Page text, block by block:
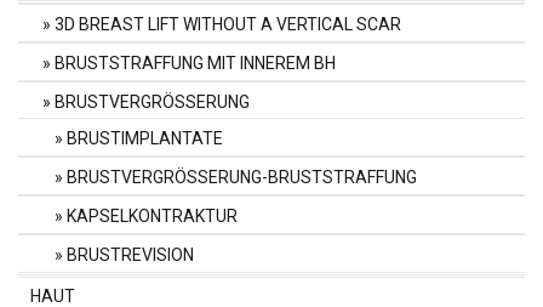
3D BREAST LIFT WITHOUT A VERTICAL SCAR
BRUSTSTRAFFUNG MIT INNEREM BH
BRUSTVERGRÖSSERUNG
BRUSTIMPLANTATE
BRUSTVERGRÖSSERUNG-BRUSTSTRAFFUNG
KAPSELKONTRAKTUR
BRUSTREVISION
HAUT